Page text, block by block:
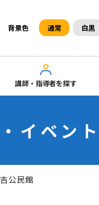
背景色 通常 白黒
講師・指導者を探す
イベン
公民館